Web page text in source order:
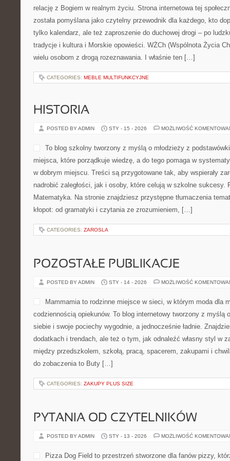
relację z Bogiem w realnym życiu. Strona internetowa tej
została pomyślana jako czytelny przewodnik dla każdego, kto
tylko kalendarz, ale też zaproszenie do duchowej drogi – po
tradycje i kultura i Morskie opowieści. WŻCh (Wspólnota Życia
wielu osobom z drogą rozeznawania. I właśnie ten […]
CATEGORIES: MEBLE MULTIFUNKCYJNE
HISTORIA
POSTED BY ADMIN STY - 15 - 2026 MOŻLIWOŚĆ
To blog szkolny tworzony z myślą o młodzieży z
miejsca, które porządkuje wiedzę, a do tego pomaga w
w dobrym miejscu. Treści są przygotowane tak, aby wspierały
nadrobić zaległości, jak i osoby, które celują w szkolne
Matematyka. Na stronie znajdziesz przystępne tłumaczenia
kłopot: od gramatyki i czytania ze zrozumieniem, […]
CATEGORIES: ZAROSLA
POZOSTAŁE PUBLIKACJE
POSTED BY ADMIN STY - 14 - 2026 MOŻLIWOŚĆ
Mammamia to rodzinne miejsce w sieci, w którym moda dla
codziennością opiekunów. To blog internetowy tworzony z myślą
siebie i swoje pociechy wygodnie, a jednocześnie ładnie.
dodatkach i trendach, ale też o tym, jak odnaleźć własny styl w
między przedszkolem, szkołą, pracą, spacerem, zakupami i
do zobaczenia to Buty […]
CATEGORIES: ZAKUPY PLUS SIZE
PYTANIA OD CZYTELNIKÓW
POSTED BY ADMIN STY - 13 - 2026 MOŻLIWOŚĆ
Pizza Dog Field to przestrzeń stworzone dla fanów pizzy,